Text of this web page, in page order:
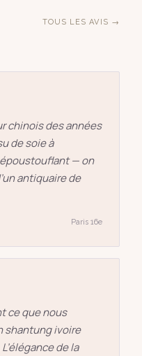
TOUS LES AVIS →
chinois des années
de soie à
— on
antiquaire de
Paris 16e
ce que nous
shantung ivoire
de la